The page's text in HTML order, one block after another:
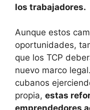
los trabajadores.
Aunque estos
oportunidades,
que los TCP
nuevo marco
cubanos
propia, estas